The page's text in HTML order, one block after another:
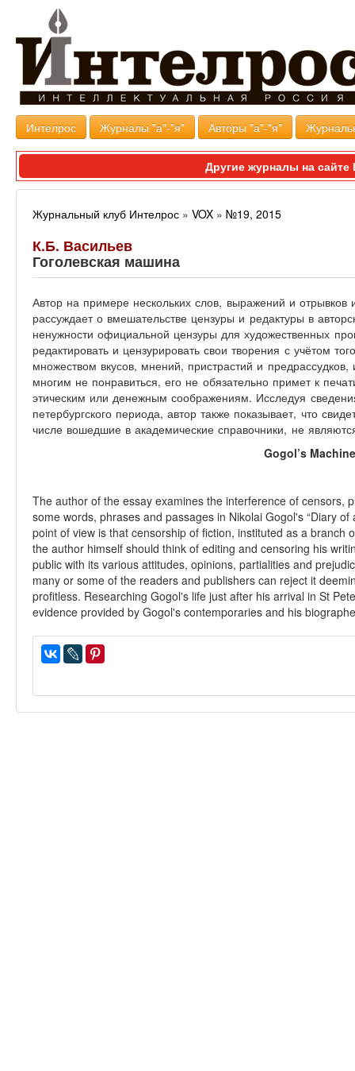
Интелрос Журналы "а"-"я" Авторы "а"-"я"
Другие журналы на
Журнальный клуб Интелрос » VOX » №19, 2015
К.Б. Васильев
Гоголевская машина
Автор на примере нескольких слов, выражений и
рассуждает о вмешательстве цензуры и редактуры в
ненужности официальной цензуры для художественных
редактировать и цензурировать свои творения с учётом
множеством вкусов, мнений, пристрастий и
многим не понравиться, его не обязательно примет к
этическим или денежным соображениям. Исследуя
петербургского периода, автор также показывает, что
числе вошедшие в академические справочники, не
Gogol’s Machine
The author of the essay examines the interference of censors,
some words, phrases and passages in Nikolai Gogol's “Diary
point of view is that censorship of fiction, instituted as a branch
the author himself should think of editing and censoring his
public with its various attitudes, opinions, partialities and
many or some of the readers and publishers can reject it
profitless. Researching Gogol's life just after his arrival in St
evidence provided by Gogol's contemporaries and his